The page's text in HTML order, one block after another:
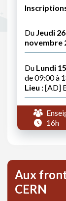
Du Jeudi
novembre
Du Lundi
de 09:00 à
Lieu :[AD]
16h
Aux
CERN